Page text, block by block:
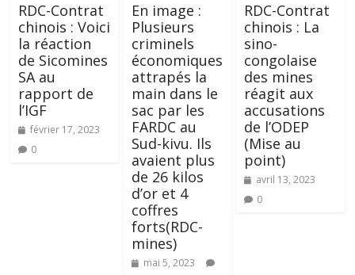
RDC-Contrat
chinois : Voici
la réaction
de Sicomines
SA au
rapport de
l’IGF
février 17, 2023
0
En image :
Plusieurs
criminels
économiques
attrapés la
main dans le
sac par les
FARDC au
Sud-kivu. Ils
avaient plus
de 26 kilos
d’or et 4
coffres
forts(RDC-
mines)
mai 5, 2023
RDC-Contrat
chinois : La
sino-
congolaise
des mines
réagit aux
accusations
de l’ODEP
(Mise au
point)
avril 13, 2023
0